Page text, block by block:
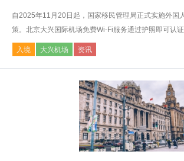
自2025年11月20日起，国家移民管理局正式实施外国
策。北京大兴国际机场免费Wi-Fi服务通过护照即可认
入境 大兴机场 资讯